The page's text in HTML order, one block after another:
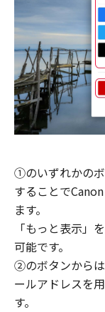
①のいずれかの
することで
ます。
「もっと表示」
可能です。
②のボタンから
ールアドレスを
す。